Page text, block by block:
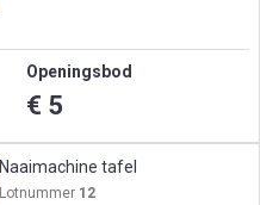
Openingsbod
€ 5
Naaimachine tafel
Lotnummer 12